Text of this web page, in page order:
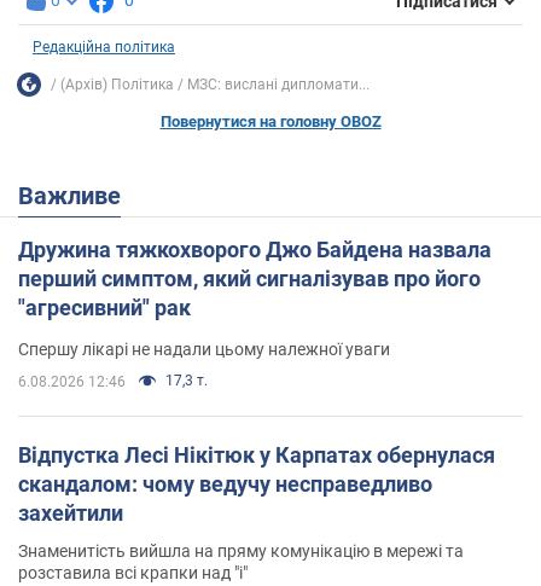
Редакційна політика
(Архів) Політика МЗС: вислані дипломати...
Повернутися на головну OBOZ
Важливе
Дружина тяжкохворого Джо Байдена назвала
перший симптом, який сигналізував про його
"агресивний" рак
Спершу лікарі не надали цьому належної уваги
6.08.2026 12:46 17,3 т.
Відпустка Лесі Нікітюк у Карпатах обернулася
скандалом: чому ведучу несправедливо
захейтили
Знаменитість вийшла на пряму комунікацію в мережі та
розставила всі крапки над "і"